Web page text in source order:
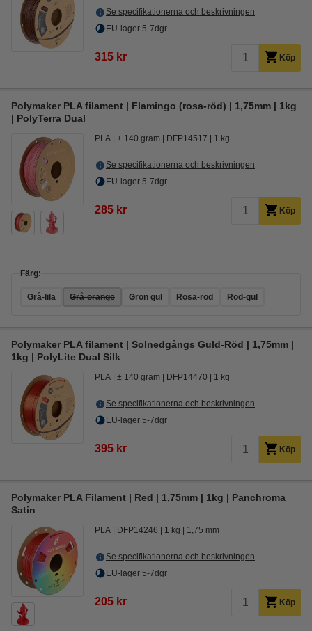
Se specifikationerna och beskrivningen
EU-lager 5-7dgr
315 kr Köp
Polymaker PLA filament | Flamingo (rosa-röd) | 1,75mm | 1kg
| PolyTerra Dual
PLA ± 140 gram DFP14517 1 kg
Se specifikationerna och beskrivningen
EU-lager 5-7dgr
285 kr Köp
Färg:
Grå-lila Grå-orange Grön gul Rosa-röd Röd-gul
Polymaker PLA filament | Solnedgångs Guld-Röd | 1,75mm |
1kg | PolyLite Dual Silk
PLA ± 140 gram DFP14470 1 kg
Se specifikationerna och beskrivningen
EU-lager 5-7dgr
395 kr Köp
Polymaker PLA Filament | Red | 1,75mm | 1kg | Panchroma
Satin
PLA DFP14246 1 kg 1,75 mm
Se specifikationerna och beskrivningen
EU-lager 5-7dgr
205 kr Köp